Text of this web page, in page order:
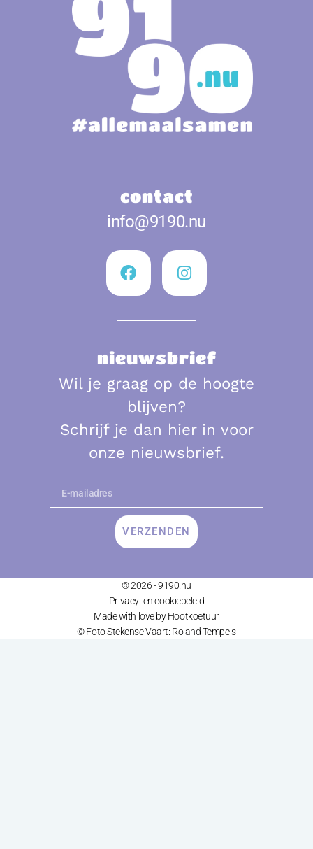
contact
info@9190.nu
nieuwsbrief
Wil je graag op de hoogte
blijven?
Schrijf je dan hier in voor
onze nieuwsbrief.
VERZENDEN
© 2026 - 9190.nu
Privacy- en cookiebeleid
Made with love by Hootkoetuur
© Foto Stekense Vaart: Roland Tempels